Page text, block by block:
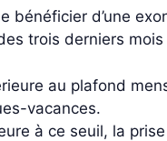
bénéficier d’une
trois derniers
au plafond
vacances.
à ce seuil, la